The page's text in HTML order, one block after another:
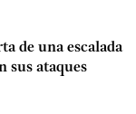
de una escalada
sus ataques